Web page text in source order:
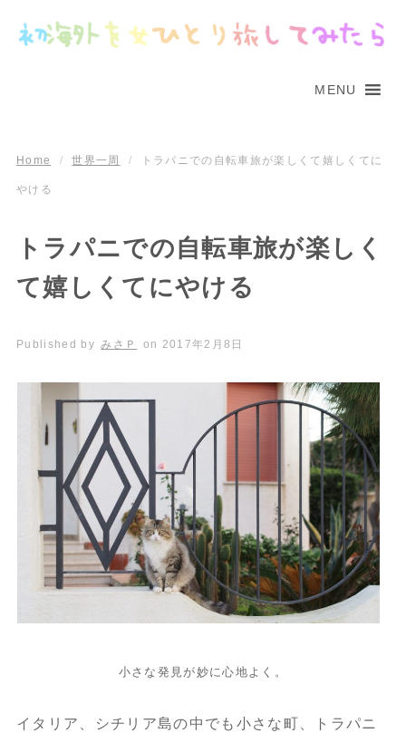
MENU
Home / 世界一周 / トラパニでの自転車旅が楽しくて嬉しくてに
やける
トラパニでの自転車旅が楽しく
て嬉しくてにやける
Published by みさＰ on 2017年2月8日
小さな発見が妙に心地よく。
イタリア、シチリア島の中でも小さな町、トラパニ